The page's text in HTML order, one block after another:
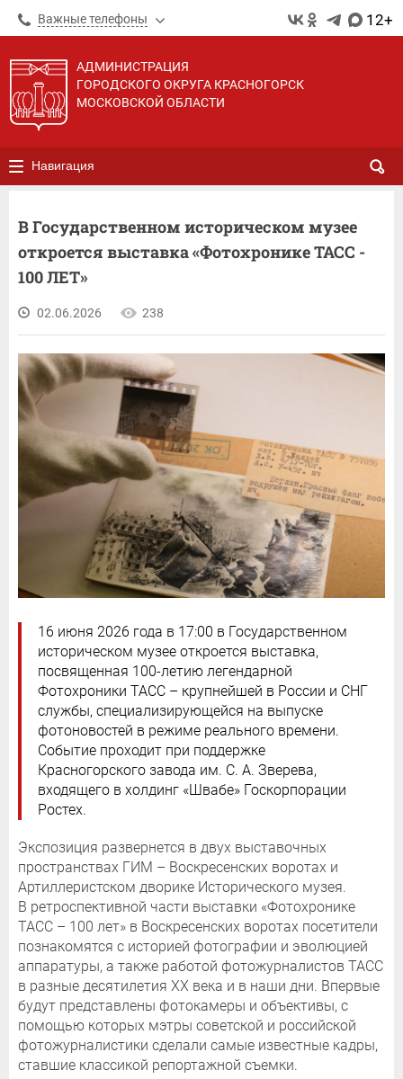
Важные телефоны 12+
АДМИНИСТРАЦИЯ
ГОРОДСКОГО ОКРУГА КРАСНОГОРСК
МОСКОВСКОЙ ОБЛАСТИ
Навигация
В Государственном историческом музее
откроется выставка «Фотохронике ТАСС -
100 ЛЕТ»
02.06.2026 238
16 июня 2026 года в 17:00 в Государственном
историческом музее откроется выставка,
посвященная 100-летию легендарной
Фотохроники ТАСС – крупнейшей в России и СНГ
службы, специализирующейся на выпуске
фотоновостей в режиме реального времени.
Событие проходит при поддержке
Красногорского завода им. С. А. Зверева,
входящего в холдинг «Швабе» Госкорпорации
Ростех.
Экспозиция развернется в двух выставочных
пространствах ГИМ – Воскресенских воротах и
Артиллеристском дворике Исторического музея.
В ретроспективной части выставки «Фотохронике
ТАСС – 100 лет» в Воскресенских воротах посетители
познакомятся с историей фотографии и эволюцией
аппаратуры, а также работой фотожурналистов ТАСС
в разные десятилетия ХХ века и в наши дни. Впервые
будут представлены фотокамеры и объективы, с
помощью которых мэтры советской и российской
фотожурналистики сделали самые известные кадры,
ставшие классикой репортажной съемки.